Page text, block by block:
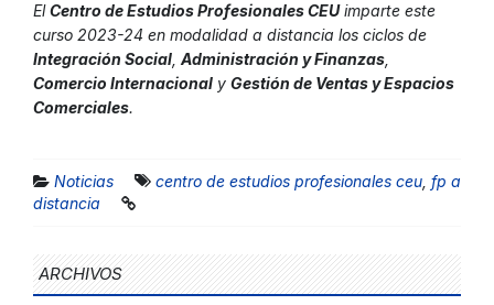
ElCentro de Estudios Profesionales CEUimparte este
curso 2023-24 en modalidad a distancia los ciclos de
Integración Social, Administración y Finanzas,
Comercio Internacional y Gestión de Ventas y Espacios
Comerciales.
Noticias centro de estudios profesionales ceu, fp a
distancia
ARCHIVOS